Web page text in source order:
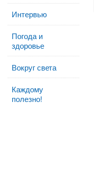
Интервью
Погода и
здоровье
Вокруг света
Каждому
полезно!